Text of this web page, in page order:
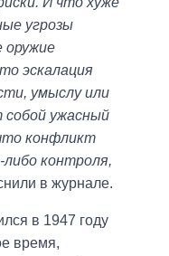
угрозы
оружие
эскалация
умыслу или
ужасный
конфликт
контроля,
в журнале.
в 1947 году
время,